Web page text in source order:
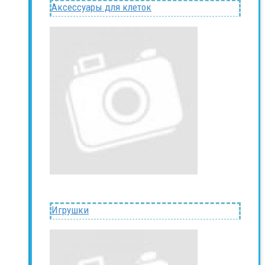
Аксессуары для клеток
Игрушки